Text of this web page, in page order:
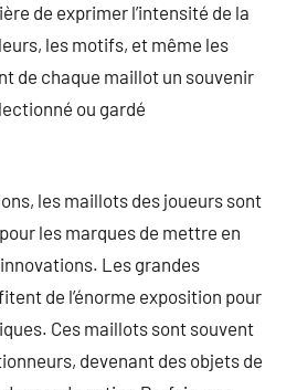
de exprimer l’intensité de la
les motifs, et même les
de chaque maillot un souvenir
ou gardé
les maillots des joueurs sont
les marques de mettre en
Les grandes
de l’énorme exposition pour
Ces maillots sont souvent
devenant des objets de